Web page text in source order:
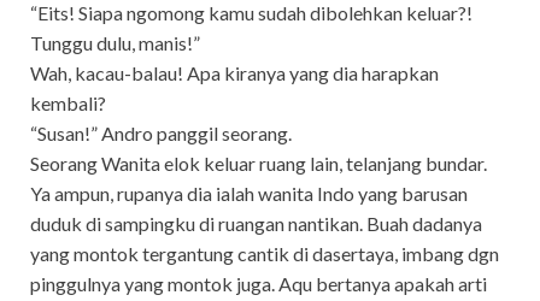
“Eits! Siapa ngomong kamu sudah dibolehkan keluar?!
Tunggu dulu, manis!”
Wah, kacau-balau! Apa kiranya yang dia harapkan
kembali?
“Susan!” Andro panggil seorang.
Seorang Wanita elok keluar ruang lain, telanjang bundar.
Ya ampun, rupanya dia ialah wanita Indo yang barusan
duduk di sampingku di ruangan nantikan. Buah dadanya
yang montok tergantung cantik di dasertaya, imbang dgn
pinggulnya yang montok juga. Aqu bertanya apakah arti